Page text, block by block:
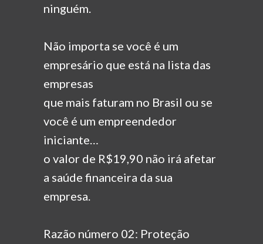
ninguém.
Não importa se você é um
empresário que está na lista das
empresas
que mais faturam no Brasil ou se
você é um empreendedor
iniciante…
o valor de R$19,90 não irá afetar
a saúde financeira da sua
empresa.
Razão número 02: Proteção